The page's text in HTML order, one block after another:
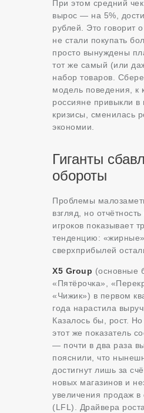
При этом средний
вырос — на 5%,
рублей. Это говорит
не стали покупать
просто вынуждены
тот же самый (или
набор товаров.
модель поведения, к
россияне привыкли
кризисы, сменилась
экономии.
Гиганты
обороты
Проблемы
взгляд, но
игроков показывает
тенденцию:
сверхприбылей
X5 Group (основные
«Пятёрочка»,
«Чижик») в первом
года нарастила
Казалось бы, рост.
этот же показатель
— почти в два раза
пояснили, что
достигнут лишь за
новых магазинов и
увеличения продаж в
(LFL). Драйвера